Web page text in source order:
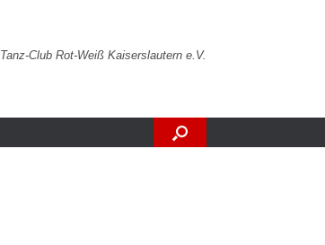
Tanz-Club Rot-Weiß Kaiserslautern e.V.